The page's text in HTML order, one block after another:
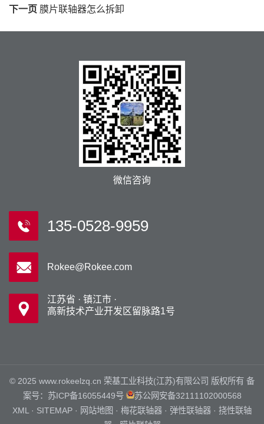
下一页 膜片联轴器怎么拆卸
微信咨询
135-0528-9959
Rokee@Rokee.com
江苏省 · 镇江市 ·
高新技术产业开发区留脉路1号
© 2025 www.rokeelzq.cn 荣基工业科技(江苏)有限公司 版权所有 备
案号： 苏ICP备16055449号
苏公网安备32111102000568
XML · SITEMAP · 网站地图 · 梅花联轴器 · 弹性联轴器 · 挠性联轴